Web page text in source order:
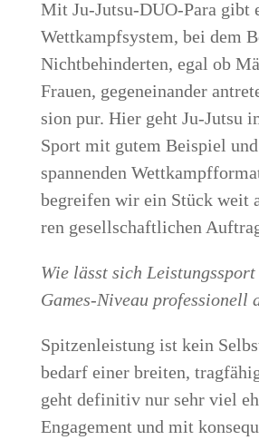
Mit Ju-Jutsu-DUO-Para gibt
Wett­kampf­sys­tem, bei dem
Nicht­be­hin­der­ten, egal ob
Frau­en, gegen­ein­an­der
si­on pur. Hier geht Ju-Jutsu
Sport mit gutem Bei­spiel
span­nen­den
begrei­fen wir ein Stück weit
ren gesell­schaft­li­chen
Wie lässt sich
Games-Niveau pro­fes­sio­nell
Spit­zen­leis­tung ist kein
bedarf einer brei­ten,
geht defi­ni­tiv nur sehr viel
Enga­ge­ment und mit